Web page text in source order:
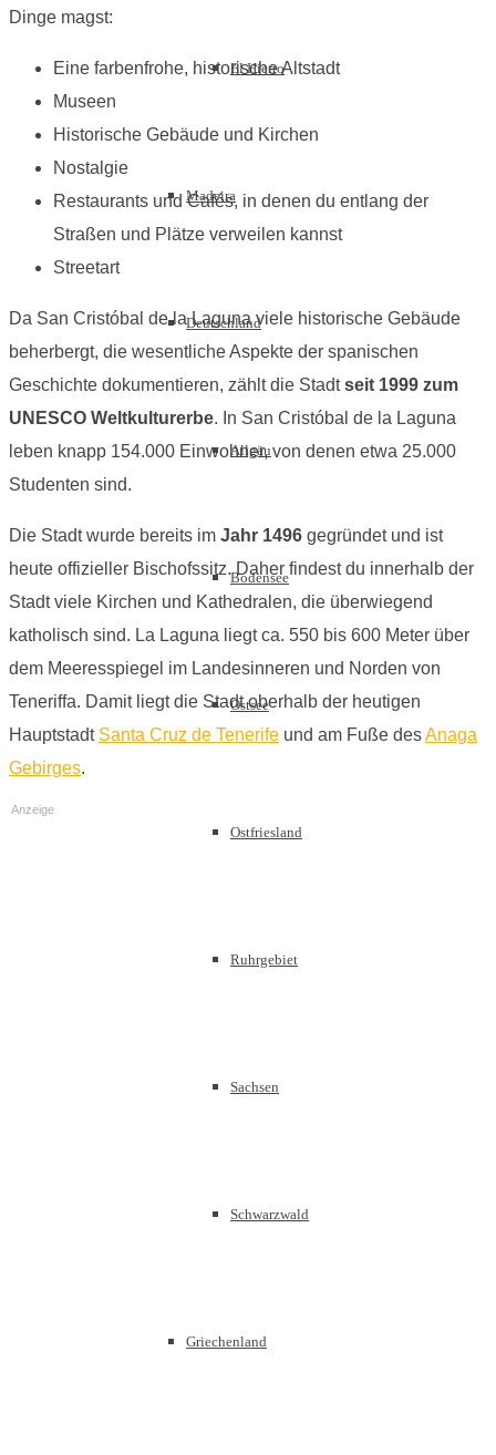
El Hierro
Madeira
Deutschland
Allgäu
Bodensee
Ostsee
Ostfriesland
Ruhrgebiet
Sachsen
Schwarzwald
Griechenland
Dinge magst:
Eine farbenfrohe, historische Altstadt
Museen
Historische Gebäude und Kirchen
Nostalgie
Restaurants und Cafés, in denen du entlang der
Straßen und Plätze verweilen kannst
Streetart
Da San Cristóbal de la Laguna viele historische Gebäude
beherbergt, die wesentliche Aspekte der spanischen
Geschichte dokumentieren, zählt die Stadtseit 1999 zum
UNESCO Weltkulturerbe. In San Cristóbal de la Laguna
leben knapp 154.000 Einwohner, von denen etwa 25.000
Studenten sind.
Die Stadt wurde bereits im Jahr 1496 gegründet und ist
heute offizieller Bischofssitz. Daher findest du innerhalb der
Stadt viele Kirchen und Kathedralen, die überwiegend
katholisch sind. La Laguna liegt ca. 550 bis 600 Meter über
dem Meeresspiegel im Landesinneren und Norden von
Teneriffa. Damit liegt die Stadt oberhalb der heutigen
Hauptstadt Santa Cruz de Tenerife und am Fuße desAnaga
Gebirges.
Anzeige